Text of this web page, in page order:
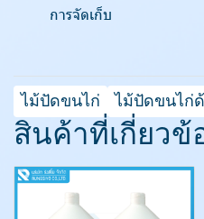
การจัดเก็บ
ไม้ปัดขนไก่ ไม้ปัดขนไก่
สินค้าที่เกี่ยวข้